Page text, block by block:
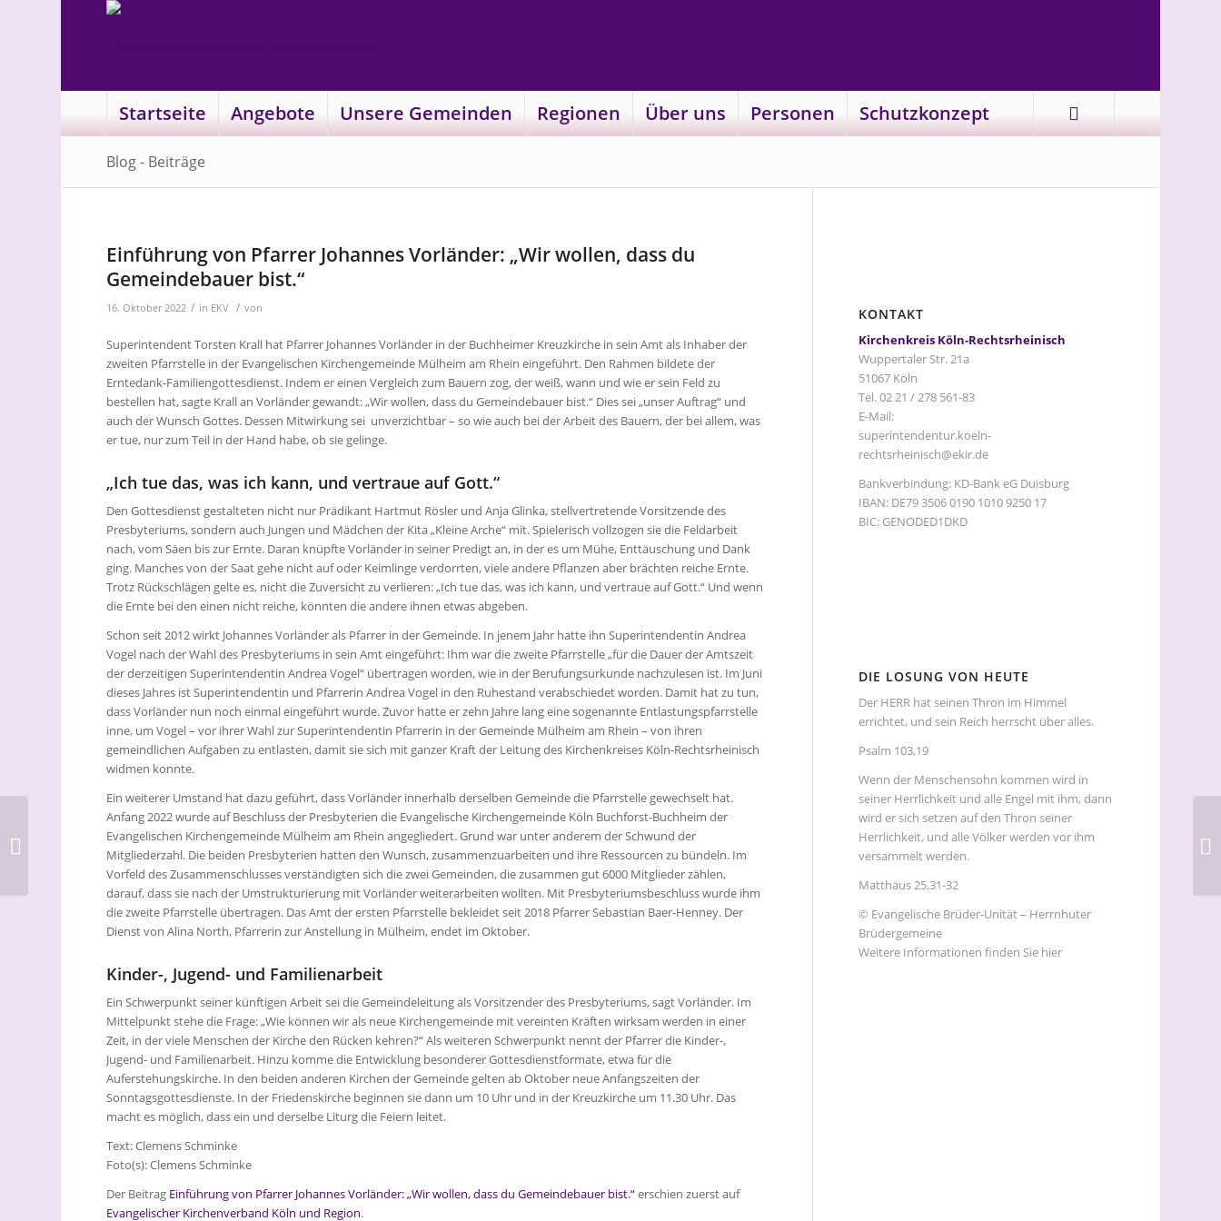
Startseite Angebote Unsere Gemeinden Regionen Über uns Personen Schutzkonzept
Blog - Beiträge
Einführung von Pfarrer Johannes Vorländer: „Wir wollen, dass du
Gemeindebauer bist.“
16. Oktober 2022 / in EKV / von
Superintendent Torsten Krall hat Pfarrer Johannes Vorländer in der Buchheimer Kreuzkirche in sein Amt als Inhaber der
zweiten Pfarrstelle in der Evangelischen Kirchengemeinde Mülheim am Rhein eingeführt. Den Rahmen bildete der
Erntedank-Familiengottesdienst. Indem er einen Vergleich zum Bauern zog, der weiß, wann und wie er sein Feld zu
bestellen hat, sagte Krall an Vorländer gewandt: „Wir wollen, dass du Gemeindebauer bist.“ Dies sei „unser Auftrag“ und
auch der Wunsch Gottes. Dessen Mitwirkung sei unverzichtbar – so wie auch bei der Arbeit des Bauern, der bei allem, was
er tue, nur zum Teil in der Hand habe, ob sie gelinge.
„Ich tue das, was ich kann, und vertraue auf Gott.“
Den Gottesdienst gestalteten nicht nur Prädikant Hartmut Rösler und Anja Glinka, stellvertretende Vorsitzende des
Presbyteriums, sondern auch Jungen und Mädchen der Kita „Kleine Arche“ mit. Spielerisch vollzogen sie die Feldarbeit
nach, vom Säen bis zur Ernte. Daran knüpfte Vorländer in seiner Predigt an, in der es um Mühe, Enttäuschung und Dank
ging. Manches von der Saat gehe nicht auf oder Keimlinge verdorrten, viele andere Pflanzen aber brächten reiche Ernte.
Trotz Rückschlägen gelte es, nicht die Zuversicht zu verlieren: „Ich tue das, was ich kann, und vertraue auf Gott.“ Und wenn
die Ernte bei den einen nicht reiche, könnten die andere ihnen etwas abgeben.
Schon seit 2012 wirkt Johannes Vorländer als Pfarrer in der Gemeinde. In jenem Jahr hatte ihn Superintendentin Andrea
Vogel nach der Wahl des Presbyteriums in sein Amt eingeführt: Ihm war die zweite Pfarrstelle „für die Dauer der Amtszeit
der derzeitigen Superintendentin Andrea Vogel“ übertragen worden, wie in der Berufungsurkunde nachzulesen ist. Im Juni
dieses Jahres ist Superintendentin und Pfarrerin Andrea Vogel in den Ruhestand verabschiedet worden. Damit hat zu tun,
dass Vorländer nun noch einmal eingeführt wurde. Zuvor hatte er zehn Jahre lang eine sogenannte Entlastungspfarrstelle
inne, um Vogel – vor ihrer Wahl zur Superintendentin Pfarrerin in der Gemeinde Mülheim am Rhein – von ihren
gemeindlichen Aufgaben zu entlasten, damit sie sich mit ganzer Kraft der Leitung des Kirchenkreises Köln-Rechtsrheinisch
widmen konnte.
Ein weiterer Umstand hat dazu geführt, dass Vorländer innerhalb derselben Gemeinde die Pfarrstelle gewechselt hat.
Anfang 2022 wurde auf Beschluss der Presbyterien die Evangelische Kirchengemeinde Köln Buchforst-Buchheim der
Evangelischen Kirchengemeinde Mülheim am Rhein angegliedert. Grund war unter anderem der Schwund der
Mitgliederzahl. Die beiden Presbyterien hatten den Wunsch, zusammenzuarbeiten und ihre Ressourcen zu bündeln. Im
Vorfeld des Zusammenschlusses verständigten sich die zwei Gemeinden, die zusammen gut 6000 Mitglieder zählen,
darauf, dass sie nach der Umstrukturierung mit Vorländer weiterarbeiten wollten. Mit Presbyteriumsbeschluss wurde ihm
die zweite Pfarrstelle übertragen. Das Amt der ersten Pfarrstelle bekleidet seit 2018 Pfarrer Sebastian Baer-Henney. Der
Dienst von Alina North, Pfarrerin zur Anstellung in Mülheim, endet im Oktober.
Kinder-, Jugend- und Familienarbeit
Ein Schwerpunkt seiner künftigen Arbeit sei die Gemeindeleitung als Vorsitzender des Presbyteriums, sagt Vorländer. Im
Mittelpunkt stehe die Frage: „Wie können wir als neue Kirchengemeinde mit vereinten Kräften wirksam werden in einer
Zeit, in der viele Menschen der Kirche den Rücken kehren?“ Als weiteren Schwerpunkt nennt der Pfarrer die Kinder-,
Jugend- und Familienarbeit. Hinzu komme die Entwicklung besonderer Gottesdienstformate, etwa für die
Auferstehungskirche. In den beiden anderen Kirchen der Gemeinde gelten ab Oktober neue Anfangszeiten der
Sonntagsgottesdienste. In der Friedenskirche beginnen sie dann um 10 Uhr und in der Kreuzkirche um 11.30 Uhr. Das
macht es möglich, dass ein und derselbe Liturg die Feiern leitet.
Text: Clemens Schminke
Foto(s): Clemens Schminke
Der Beitrag Einführung von Pfarrer Johannes Vorländer: „Wir wollen, dass du Gemeindebauer bist.“erschien zuerst auf
Evangelischer Kirchenverband Köln und Region.
KONTAKT
Kirchenkreis Köln-Rechtsrheinisch
Wuppertaler Str. 21a
51067 Köln
Tel. 02 21 / 278 561-83
E-Mail:
superintendentur.koeln-
rechtsrheinisch@ekir.de
Bankverbindung: KD-Bank eG Duisburg
IBAN: DE79 3506 0190 1010 9250 17
BIC: GENODED1DKD
DIE LOSUNG VON HEUTE
Der HERR hat seinen Thron im Himmel
errichtet, und sein Reich herrscht über alles.
Psalm 103,19
Wenn der Menschensohn kommen wird in
seiner Herrlichkeit und alle Engel mit ihm, dann
wird er sich setzen auf den Thron seiner
Herrlichkeit, und alle Völker werden vor ihm
versammelt werden.
Matthäus 25,31-32
© Evangelische Brüder-Unität – Herrnhuter
Brüdergemeine
Weitere Informationen finden Sie hier
unterstützt das EVK
mit fast 190.000 Euro